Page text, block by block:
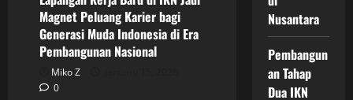
Nasional
Dan
Global
Magnet Peluang Karier bagi
Generasi Muda Indonesia di Era
Pembangunan Nasional
Miko Z
0
Nusantara
Pembangun
an Tahap
Dua IKN